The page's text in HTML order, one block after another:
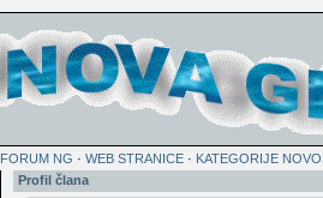
FORUM NG · WEB STRANICE · KATEGORIJE
Profil člana